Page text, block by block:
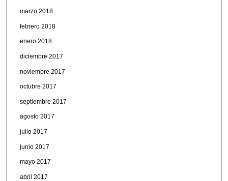
marzo 2018
febrero 2018
enero 2018
diciembre 2017
noviembre 2017
octubre 2017
septiembre 2017
agosto 2017
julio 2017
junio 2017
mayo 2017
abril 2017